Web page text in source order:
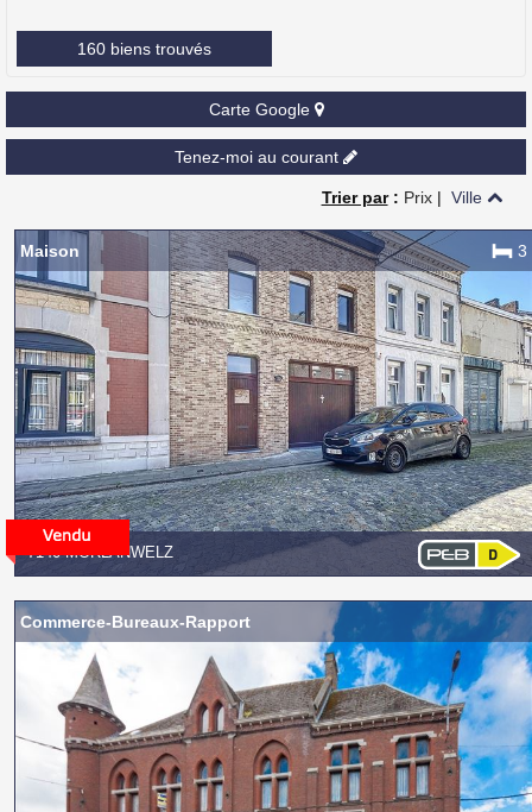
160 biens trouvés
Carte Google
Tenez-moi au courant
Trier par: Prix| Ville
7140 MORLANWELZ
Maison 3
Commerce-Bureaux-Rapport